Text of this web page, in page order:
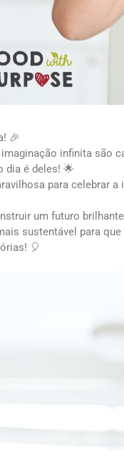
🎉
infinita são
dia é deles! 🌟
para celebrar
um futuro
sustentável para
🎈